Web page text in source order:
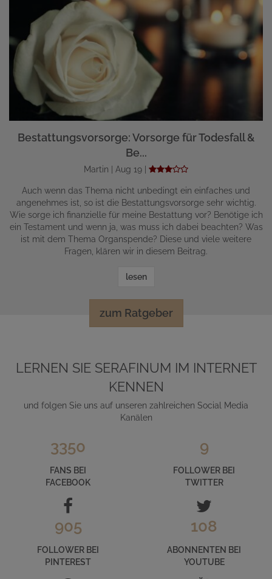
Bestattungsvorsorge: Vorsorge für Todesfall &
Be...
Martin | Aug 19 |
Auch wenn das Thema nicht unbedingt ein einfaches und
angenehmes ist, so ist die Bestattungsvorsorge sehr wichtig.
Wie sorge ich finanzielle für meine Bestattung vor? Benötige ich
ein Testament und wenn ja, was muss ich dabei beachten? Was
ist mit dem Thema Organspende? Diese und viele weitere
Fragen, klären wir in diesem Beitrag.
lesen
zum Ratgeber
LERNEN SIE SERAFINUM IM INTERNET
KENNEN
und folgen Sie uns auf unseren zahlreichen Social Media
Kanälen
3350
FANS BEI
FACEBOOK
9
FOLLOWER BEI
TWITTER
905
FOLLOWER BEI
PINTEREST
108
ABONNENTEN BEI
YOUTUBE